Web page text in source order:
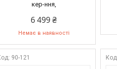
кер-ння,
6 499 ₴
Немає в наявності
90-121